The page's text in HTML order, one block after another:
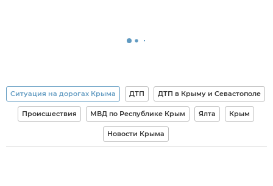
Ситуация на дорогах Крыма ДТП ДТП в Крыму и Севастополе
Происшествия МВД по Республике Крым Ялта Крым
Новости Крыма